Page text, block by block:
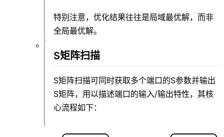
问
软
真
类
题
特别注意，优化结果往往是局域最优解，而非
全局最优解。
S矩阵扫描
S矩阵扫描可同时获取多个端口的S参数并输出
S矩阵，用以描述端口的输入/输出特性，其核
心流程如下：